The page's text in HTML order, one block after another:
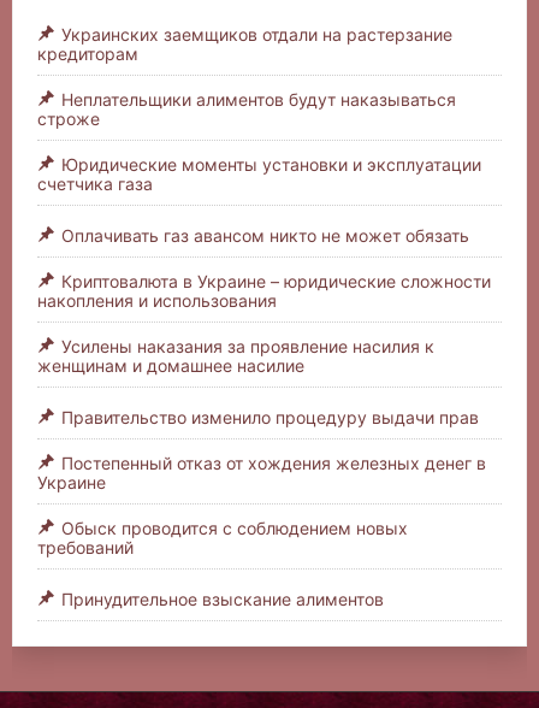
Украинских заемщиков отдали на растерзание
кредиторам
Неплательщики алиментов будут наказываться
строже
Юридические моменты установки и эксплуатации
счетчика газа
Оплачивать газ авансом никто не может обязать
Криптовалюта в Украине – юридические сложности
накопления и использования
Усилены наказания за проявление насилия к
женщинам и домашнее насилие
Правительство изменило процедуру выдачи прав
Постепенный отказ от хождения железных денег в
Украине
Обыск проводится с соблюдением новых
требований
Принудительное взыскание алиментов